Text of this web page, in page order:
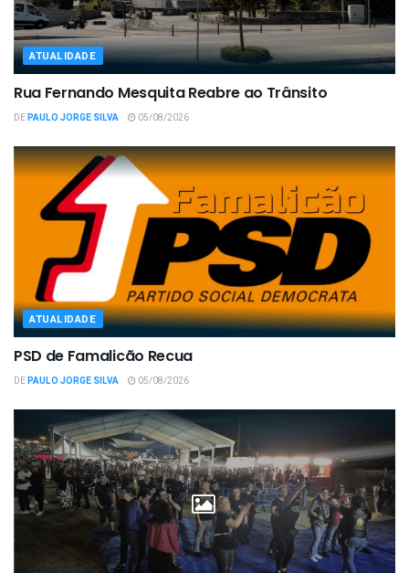
ATUALIDADE
Rua Fernando Mesquita Reabre ao Trânsito
DEPAULO JORGE SILVA 05/08/2026
ATUALIDADE
PSD de Famalicão Recua
DEPAULO JORGE SILVA 05/08/2026